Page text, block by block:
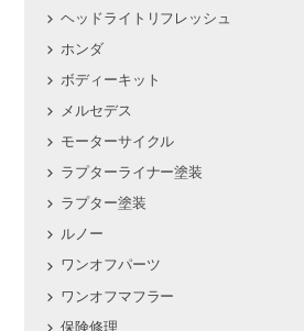
ヘッドライトリフレッシュ
ホンダ
ボディーキット
メルセデス
モーターサイクル
ラプターライナー塗装
ラプター塗装
ルノー
ワンオフパーツ
ワンオフマフラー
保険修理